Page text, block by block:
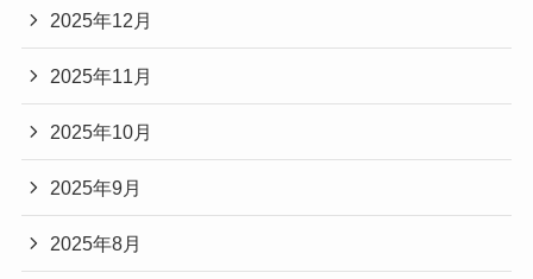
2025年12月
2025年11月
2025年10月
2025年9月
2025年8月